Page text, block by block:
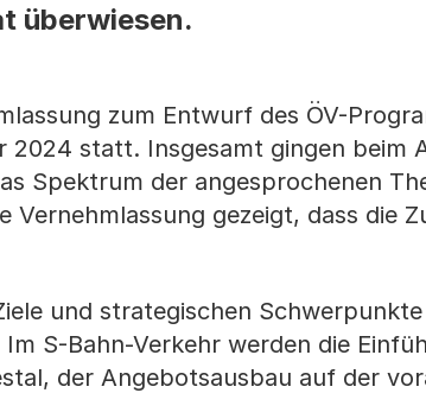
überwiesen.
zum Entwurf des ÖV-
2024 statt. Insgesamt gingen beim
Spektrum der angesprochenen
Vernehmlassung gezeigt, dass die
und strategischen
S-Bahn-Verkehr werden die
der Angebotsausbau auf der